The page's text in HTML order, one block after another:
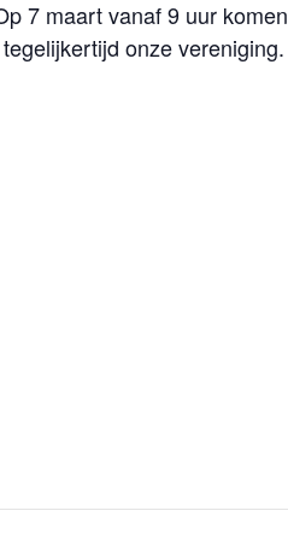
7 maart vanaf 9 uur komen
onze vereniging.